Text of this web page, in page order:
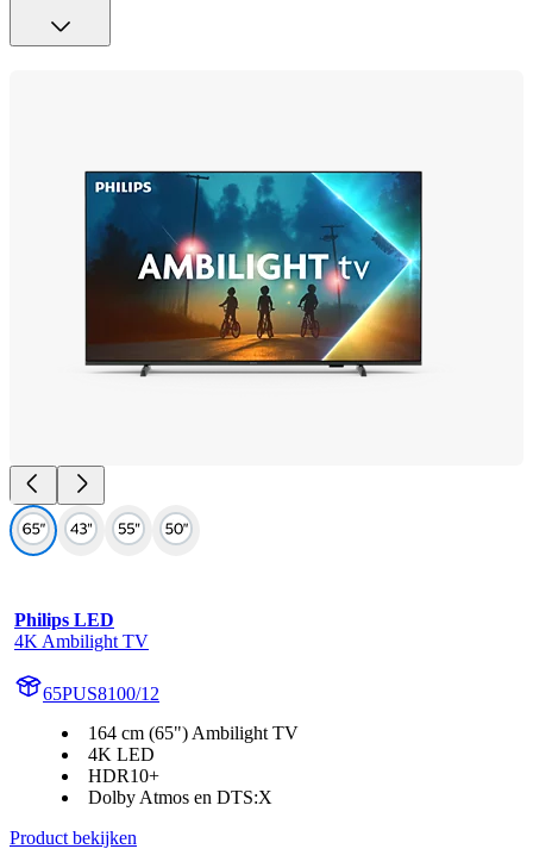
Philips LED
4K Ambilight TV
65PUS8100/12
164 cm (65") Ambilight TV
4K LED
HDR10+
Dolby Atmos en DTS:X
Product bekijken